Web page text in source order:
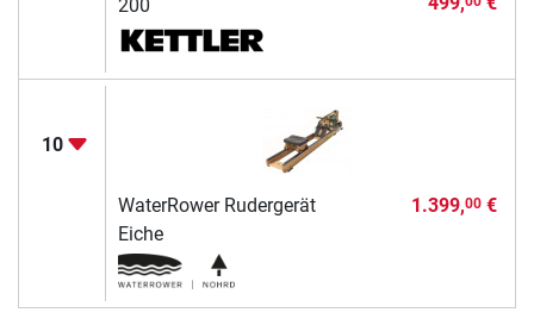
200
10
WaterRower Rudergerät
Eiche
1.399,00€